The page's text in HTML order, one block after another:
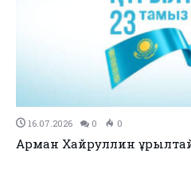
11.07.2026 0 0
no title